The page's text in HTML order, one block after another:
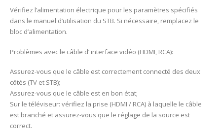
Vérifiez l’alimentation électrique pour les paramètres spécifiés
dans le manuel d’utilisation du STB. Si nécessaire, remplacez le
bloc d’alimentation.
Problèmes avec le câble d’ interface vidéo (HDMI, RCA):
Assurez-vous que le câble est correctement connecté des deux
côtés (TV et STB);
Assurez-vous que le câble est en bon état;
Sur le téléviseur: vérifiez la prise (HDMI / RCA) à laquelle le câble
est branché et assurez-vous que le réglage de la source est
correct.